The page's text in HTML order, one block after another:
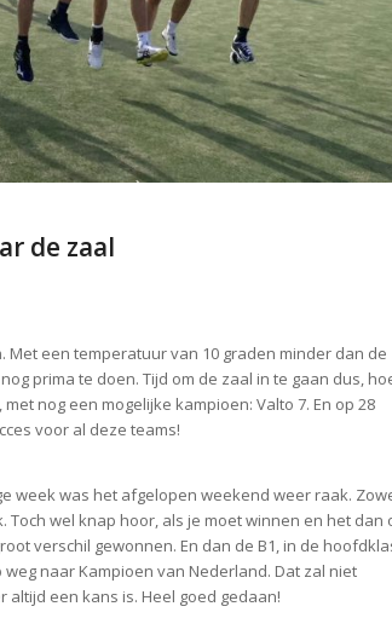
de zaal
een temperatuur van 10 graden minder dan de
prima te doen. Tijd om de zaal in te gaan dus,
nog een mogelijke kampioen: Valto 7. En op 28
voor al deze teams!
week was het afgelopen weekend weer raak.
Toch wel knap hoor, als je moet winnen en het dan
verschil gewonnen. En dan de B1, in de
naar Kampioen van Nederland. Dat zal niet
een kans is. Heel goed gedaan!